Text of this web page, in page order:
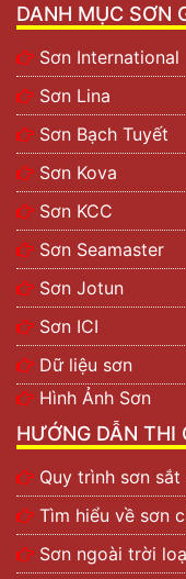
DANH MỤC SƠN
Sơn International
Sơn Lina
Sơn Bạch Tuyết
Sơn Kova
Sơn KCC
Sơn Seamaster
Sơn Jotun
Sơn ICI
Dữ liệu sơn
Hình Ảnh Sơn
HƯỚNG DẪN THI
Quy trình sơn
Tìm hiểu về sơn
Sơn ngoài trời